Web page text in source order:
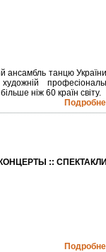
ансамбль танцю
ніж 60 країн світу.
:: СПЕКТАКЛИ